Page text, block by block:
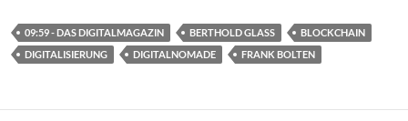
09:59 - DAS DIGITALMAGAZIN BERTHOLD GLASS
BLOCKCHAIN
DIGITALISIERUNG
DIGITALNOMADE FRANK BOLTEN